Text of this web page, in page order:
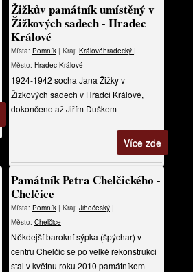
Žižkův památník umístěný v
Žižkových sadech - Hradec
Králové
Místa: Pomník | Kraj: Královéhradecký |
Město: Hradec Králové
1924-1942 socha Jana Žižky v
Žižkových sadech v Hradci Králové,
dokončeno až Jiřím Duškem
Více zde
Památník Petra Chelčického -
Chelčice
Místa: Pomník | Kraj: Jihočeský |
Město: Chelčice
Někdejší barokní sýpka (špýchar) v
centru Chelčic se po velké rekonstrukci
stal v květnu roku 2010 památníkem